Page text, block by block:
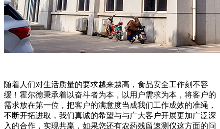
随着人们对生活质量的要求越来越高，食品安全工作刻不容
缓！霍尔德秉承着以奋斗者为本，以用户需求为本，将客户的
需求放在第一位，把客户的满意度当成我们工作成效的准绳，
不断开拓进取，我们真诚的希望与与广大客户开展更加广泛深
入的合作，实现共赢，如果您还有农药残留速测仪这方面的问